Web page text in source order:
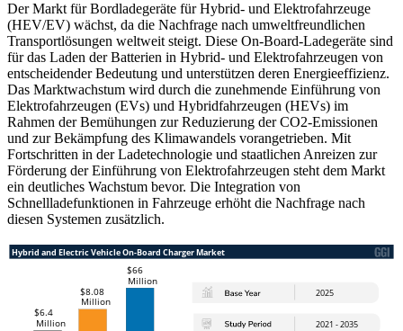
Der Markt für Bordladegeräte für Hybrid- und Elektrofahrzeuge
(HEV/EV) wächst, da die Nachfrage nach umweltfreundlichen
Transportlösungen weltweit steigt. Diese On-Board-Ladegeräte sind
für das Laden der Batterien in Hybrid- und Elektrofahrzeugen von
entscheidender Bedeutung und unterstützen deren Energieeffizienz.
Das Marktwachstum wird durch die zunehmende Einführung von
Elektrofahrzeugen (EVs) und Hybridfahrzeugen (HEVs) im
Rahmen der Bemühungen zur Reduzierung der CO2-Emissionen
und zur Bekämpfung des Klimawandels vorangetrieben. Mit
Fortschritten in der Ladetechnologie und staatlichen Anreizen zur
Förderung der Einführung von Elektrofahrzeugen steht dem Markt
ein deutliches Wachstum bevor. Die Integration von
Schnellladefunktionen in Fahrzeuge erhöht die Nachfrage nach
diesen Systemen zusätzlich.